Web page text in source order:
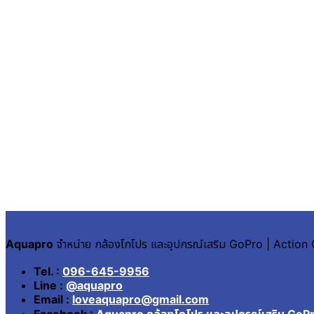
Aquapro จำหน่าย กล้องโกโปร และอุปกรณ์เสริม GoPro | Action
Tel. : 096-645-9956
Line : @aquapro
Email : loveaquapro@gmail.com